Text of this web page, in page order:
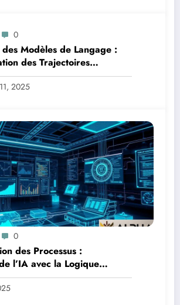
0
Modèles de Langage :
des Trajectoires
en Addition Multi-
2025
0
des Processus :
l’IA avec la Logique